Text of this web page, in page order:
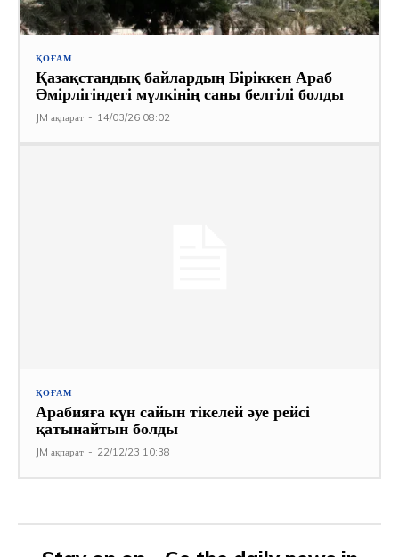
ҚОҒАМ
Қазақстандық байлардың Біріккен Араб
Әмірлігіндегі мүлкінің саны белгілі болды
JM ақпарат - 14/03/26 08:02
ҚОҒАМ
Арабияға күн сайын тікелей әуе рейсі
қатынайтын болды
JM ақпарат - 22/12/23 10:38